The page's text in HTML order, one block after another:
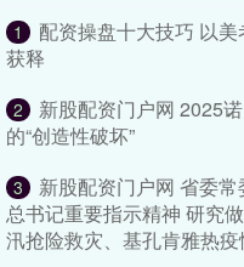
1
配资操盘十大技巧 以美
获释
2
新股配资门户网 2025
的“创造性破坏”
3
新股配资门户网 省委
总书记重要指示精神 研究
汛抢险救灾、基孔肯雅热